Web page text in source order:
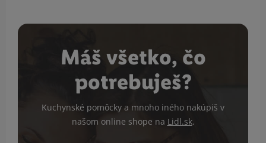
Máš všetko, čo
potrebuješ?
Kuchynské pomôcky a mnoho iného nakúpiš v
našom online shope na Lidl.sk.